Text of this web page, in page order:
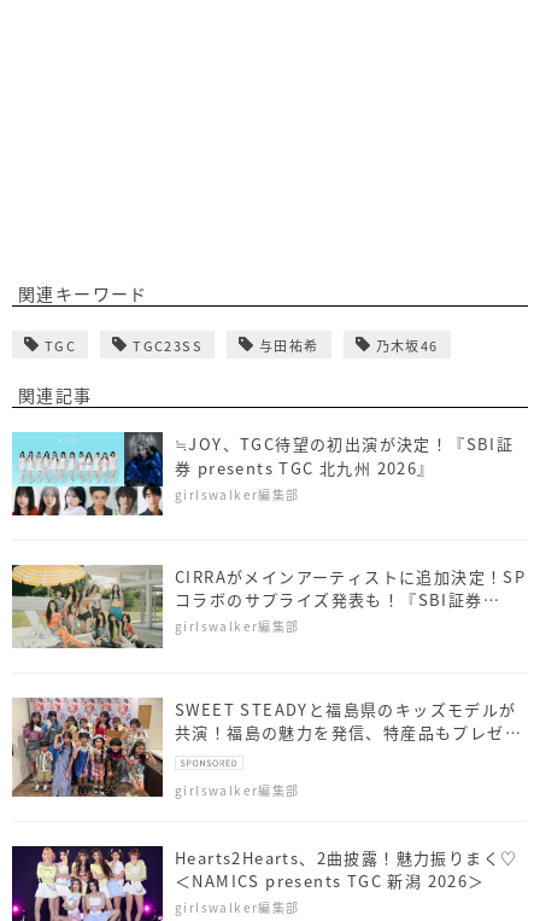
関連キーワード
TGC TGC23SS 与田祐希 乃木坂46
関連記事
≒JOY、TGC待望の初出演が決定！『SBI証
券 presents TGC 北九州 2026』
girlswalker編集部
CIRRAがメインアーティストに追加決定！SP
コラボのサプライズ発表も！『SBI証券
presents TGC 北九州 2026』
girlswalker編集部
SWEET STEADYと福島県のキッズモデルが
共演！福島の魅力を発信、特産品もプレゼン
ト
girlswalker編集部
Hearts2Hearts、2曲披露！魅力振りまく♡
＜NAMICS presents TGC 新潟 2026＞
girlswalker編集部